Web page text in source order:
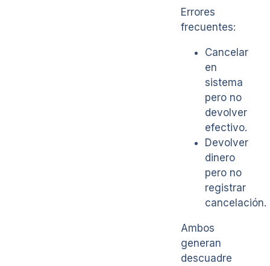
Errores
frecuentes:
Cancelar
en
sistema
pero no
devolver
efectivo.
Devolver
dinero
pero no
registrar
cancelación.
Ambos
generan
descuadre